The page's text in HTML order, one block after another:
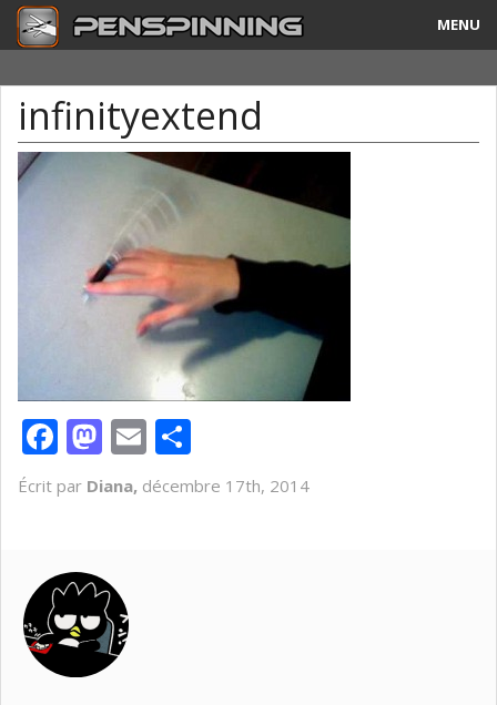
MENU
Tricks & Combos
Stylos & Mods
infinityextend
Facebook
Mastodon
Email
Écrit par Diana, décembre 17th, 2014